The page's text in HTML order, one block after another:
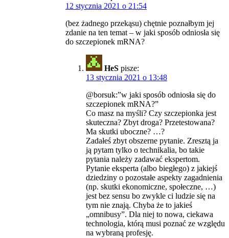
12 stycznia 2021 o 21:54
(bez żadnego przekąsu) chętnie poznałbym jej
zdanie na ten temat – w jaki sposób odniosła się
do szczepionek mRNA?
HeS pisze:
13 stycznia 2021 o 13:48
@borsuk:”w jaki sposób odniosła się do
szczepionek mRNA?”
Co masz na myśli? Czy szczepionka jest
skuteczna? Zbyt droga? Przetestowana?
Ma skutki uboczne? …?
Zadałeś zbyt obszerne pytanie. Zresztą ja
ją pytam tylko o technikalia, bo takie
pytania należy zadawać ekspertom.
Pytanie eksperta (albo biegłego) z jakiejś
dziedziny o pozostałe aspekty zagadnienia
(np. skutki ekonomiczne, społeczne, …)
jest bez sensu bo zwykle ci ludzie się na
tym nie znają. Chyba że to jakieś
„omnibusy”. Dla niej to nowa, ciekawa
technologia, którą musi poznać ze względu
na wybraną profesję.